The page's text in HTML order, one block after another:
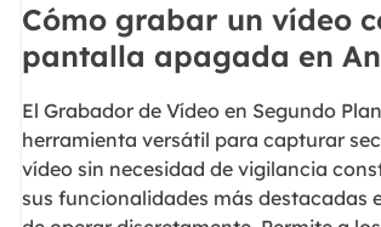
Cómo grabar un vídeo
pantalla apagada en
El Grabador de Vídeo en Segundo
herramienta versátil para capturar
vídeo sin necesidad de vigilancia
sus funcionalidades más destacadas